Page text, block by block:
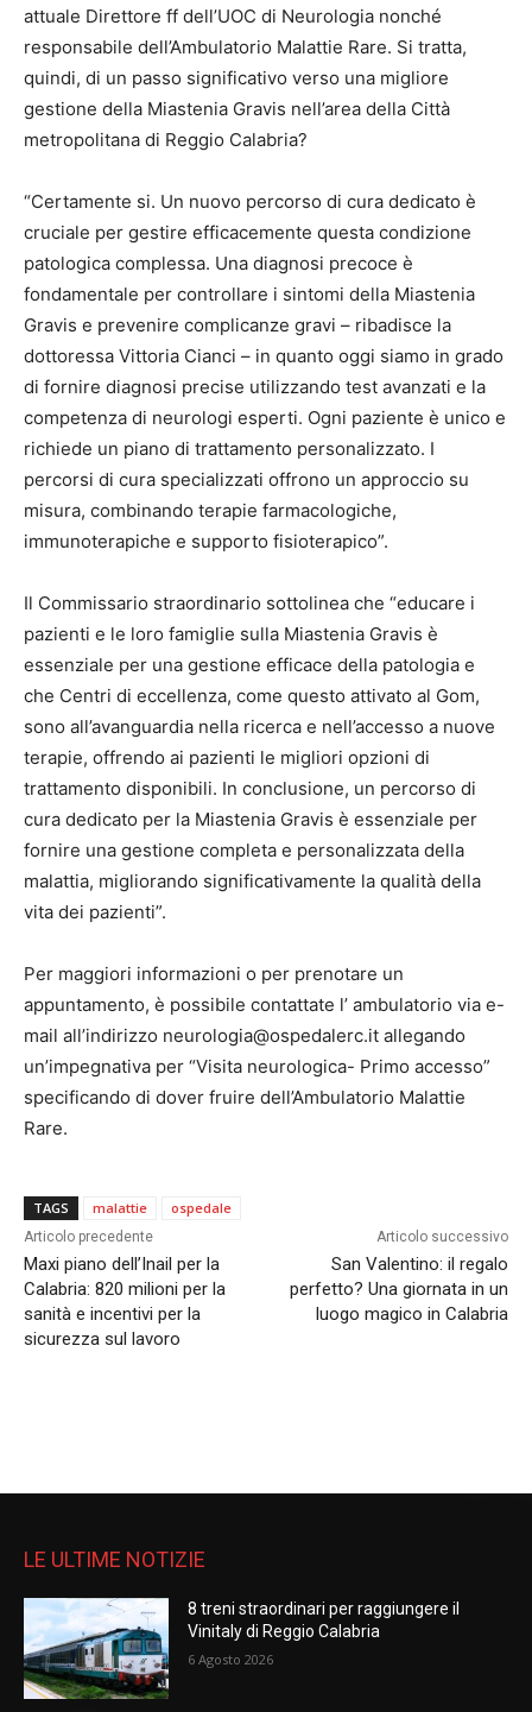
attuale Direttore ff dell’UOC di Neurologia nonché
responsabile dell’Ambulatorio Malattie Rare. Si tratta,
quindi, di un passo significativo verso una migliore
gestione della Miastenia Gravis nell’area della Città
metropolitana di Reggio Calabria?
“Certamente si. Un nuovo percorso di cura dedicato è
cruciale per gestire efficacemente questa condizione
patologica complessa. Una diagnosi precoce è
fondamentale per controllare i sintomi della Miastenia
Gravis e prevenire complicanze gravi – ribadisce la
dottoressa Vittoria Cianci – in quanto oggi siamo in grado
di fornire diagnosi precise utilizzando test avanzati e la
competenza di neurologi esperti. Ogni paziente è unico e
richiede un piano di trattamento personalizzato. I
percorsi di cura specializzati offrono un approccio su
misura, combinando terapie farmacologiche,
immunoterapiche e supporto fisioterapico”.
Il Commissario straordinario sottolinea che “educare i
pazienti e le loro famiglie sulla Miastenia Gravis è
essenziale per una gestione efficace della patologia e
che Centri di eccellenza, come questo attivato al Gom,
sono all’avanguardia nella ricerca e nell’accesso a nuove
terapie, offrendo ai pazienti le migliori opzioni di
trattamento disponibili. In conclusione, un percorso di
cura dedicato per la Miastenia Gravis è essenziale per
fornire una gestione completa e personalizzata della
malattia, migliorando significativamente la qualità della
vita dei pazienti”.
Per maggiori informazioni o per prenotare un
appuntamento, è possibile contattate l’ ambulatorio via e-
mail all’indirizzo neurologia@ospedalerc.it allegando
un’impegnativa per “Visita neurologica- Primo accesso”
specificando di dover fruire dell’Ambulatorio Malattie
Rare.
TAGS malattie ospedale
Articolo precedente
Maxi piano dell’Inail per la
Calabria: 820 milioni per la
sanità e incentivi per la
sicurezza sul lavoro
Articolo successivo
San Valentino: il regalo
perfetto? Una giornata in un
luogo magico in Calabria
LE ULTIME NOTIZIE
8 treni straordinari per raggiungere il
Vinitaly di Reggio Calabria
6 Agosto 2026